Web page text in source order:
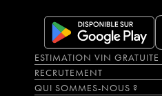
ESTIMATION VIN GRATUITE
RECRUTEMENT
QUI SOMMES-NOUS ?